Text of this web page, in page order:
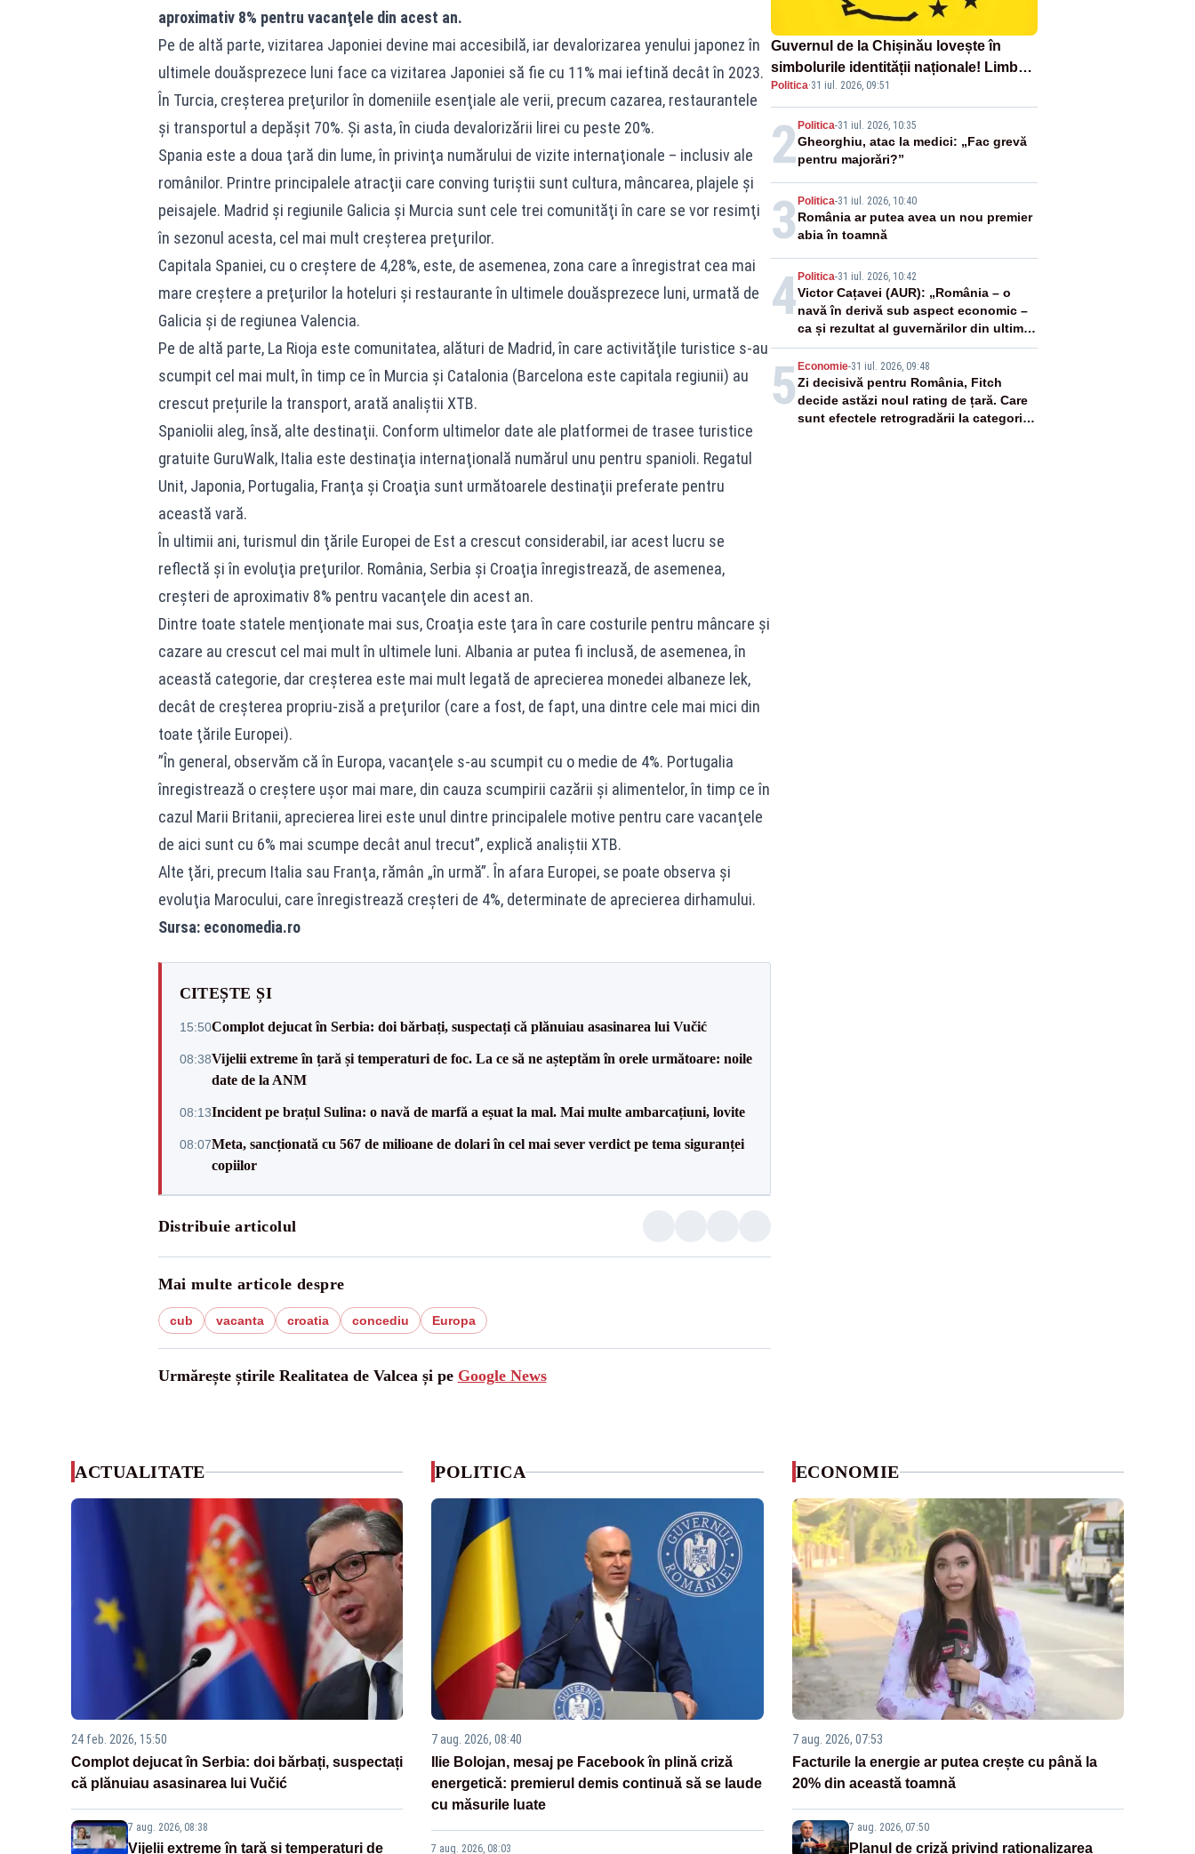
aproximativ 8% pentru vacanţele din acest an.
Pe de altă parte, vizitarea Japoniei devine mai accesibilă, iar devalorizarea yenului japonez în
ultimele douăsprezece luni face ca vizitarea Japoniei să fie cu 11% mai ieftină decât în 2023.
În Turcia, creşterea preţurilor în domeniile esenţiale ale verii, precum cazarea, restaurantele
şi transportul a depăşit 70%. Și asta, în ciuda devalorizării lirei cu peste 20%.
Spania este a doua ţară din lume, în privinţa numărului de vizite internaţionale – inclusiv ale
românilor. Printre principalele atracţii care conving turiştii sunt cultura, mâncarea, plajele şi
peisajele. Madrid şi regiunile Galicia şi Murcia sunt cele trei comunităţi în care se vor resimţi
în sezonul acesta, cel mai mult creşterea preţurilor.
Capitala Spaniei, cu o creştere de 4,28%, este, de asemenea, zona care a înregistrat cea mai
mare creştere a preţurilor la hoteluri şi restaurante în ultimele douăsprezece luni, urmată de
Galicia şi de regiunea Valencia.
Pe de altă parte, La Rioja este comunitatea, alături de Madrid, în care activităţile turistice s-au
scumpit cel mai mult, în timp ce în Murcia şi Catalonia (Barcelona este capitala regiunii) au
crescut prețurile la transport, arată analiştii XTB.
Spaniolii aleg, însă, alte destinaţii. Conform ultimelor date ale platformei de trasee turistice
gratuite GuruWalk, Italia este destinaţia internaţională numărul unu pentru spanioli. Regatul
Unit, Japonia, Portugalia, Franţa şi Croaţia sunt următoarele destinaţii preferate pentru
această vară.
În ultimii ani, turismul din ţările Europei de Est a crescut considerabil, iar acest lucru se
reflectă şi în evoluţia preţurilor. România, Serbia şi Croaţia înregistrează, de asemenea,
creşteri de aproximativ 8% pentru vacanţele din acest an.
Dintre toate statele menţionate mai sus, Croaţia este ţara în care costurile pentru mâncare şi
cazare au crescut cel mai mult în ultimele luni. Albania ar putea fi inclusă, de asemenea, în
această categorie, dar creşterea este mai mult legată de aprecierea monedei albaneze lek,
decât de creşterea propriu-zisă a preţurilor (care a fost, de fapt, una dintre cele mai mici din
toate ţările Europei).
”În general, observăm că în Europa, vacanţele s-au scumpit cu o medie de 4%. Portugalia
înregistrează o creştere uşor mai mare, din cauza scumpirii cazării şi alimentelor, în timp ce în
cazul Marii Britanii, aprecierea lirei este unul dintre principalele motive pentru care vacanţele
de aici sunt cu 6% mai scumpe decât anul trecut”, explică analiştii XTB.
Alte ţări, precum Italia sau Franţa, rămân „în urmă”. În afara Europei, se poate observa şi
evoluţia Marocului, care înregistrează creşteri de 4%, determinate de aprecierea dirhamului.
Sursa: economedia.ro
CITEȘTE ȘI
15:50Complot dejucat în Serbia: doi bărbați, suspectați că plănuiau asasinarea lui Vučić
08:38Vijelii extreme în țară și temperaturi de foc. La ce să ne așteptăm în orele următoare: noile
date de la ANM
08:13Incident pe brațul Sulina: o navă de marfă a eșuat la mal. Mai multe ambarcațiuni, lovite
08:07Meta, sancționată cu 567 de milioane de dolari în cel mai sever verdict pe tema siguranței
copiilor
Distribuie articolul
Mai multe articole despre
cub vacanta croatia concediu Europa
Urmărește știrile Realitatea de Valcea și pe Google News
Guvernul de la Chișinău lovește în
simbolurile identității naționale! Limba
română nu se economisește! Limba
română se sărbătorește!
Politica·31 iul. 2026, 09:51
2 Politica-31 iul. 2026, 10:35
Gheorghiu, atac la medici: „Fac grevă
pentru majorări?”
3 Politica-31 iul. 2026, 10:40
România ar putea avea un nou premier
abia în toamnă
4 Politica-31 iul. 2026, 10:42
Victor Cațavei (AUR): „România – o
navă în derivă sub aspect economic –
ca și rezultat al guvernărilor din ultimii
36 de ani”
5 Economie-31 iul. 2026, 09:48
Zi decisivă pentru România, Fitch
decide astăzi noul rating de țară. Care
sunt efectele retrogradării la categoria
ACTUALITATE
24 feb. 2026, 15:50
Complot dejucat în Serbia: doi bărbați, suspectați
că plănuiau asasinarea lui Vučić
7 aug. 2026, 08:38
Vijelii extreme în țară și temperaturi de
POLITICA
7 aug. 2026, 08:40
Ilie Bolojan, mesaj pe Facebook în plină criză
energetică: premierul demis continuă să se laude
cu măsurile luate
7 aug. 2026, 08:03
ECONOMIE
7 aug. 2026, 07:53
Facturile la energie ar putea crește cu până la
20% din această toamnă
7 aug. 2026, 07:50
Planul de criză privind raționalizarea